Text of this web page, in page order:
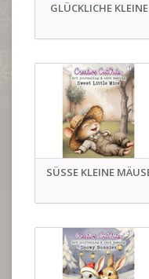
GLÜCKLICHE KLEINE
SÜSSE KLEINE MÄUSE